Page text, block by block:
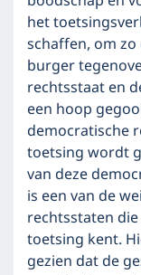
het
schaffen, om
burger
rechtsstaat en
een hoop
democratische
toetsing wordt
van deze
is een van de
rechtsstaten
toetsing kent.
gezien dat de